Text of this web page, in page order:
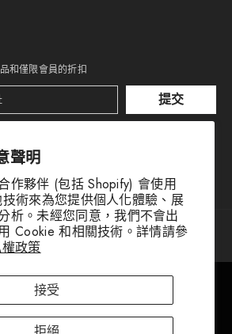
聲明
作夥伴 (包括 Shopify) 會使用
術來為您提供個人化體驗、展
析。未經您同意，我們不會出
Cookie 和相關技術。詳情請參
政策
接受
和僅限會員的折扣
提交
2025 惠民草本版權所有。
付
款
方
式
on this website are set to "allow all
the very best experience. Please click
to continue to use the site.